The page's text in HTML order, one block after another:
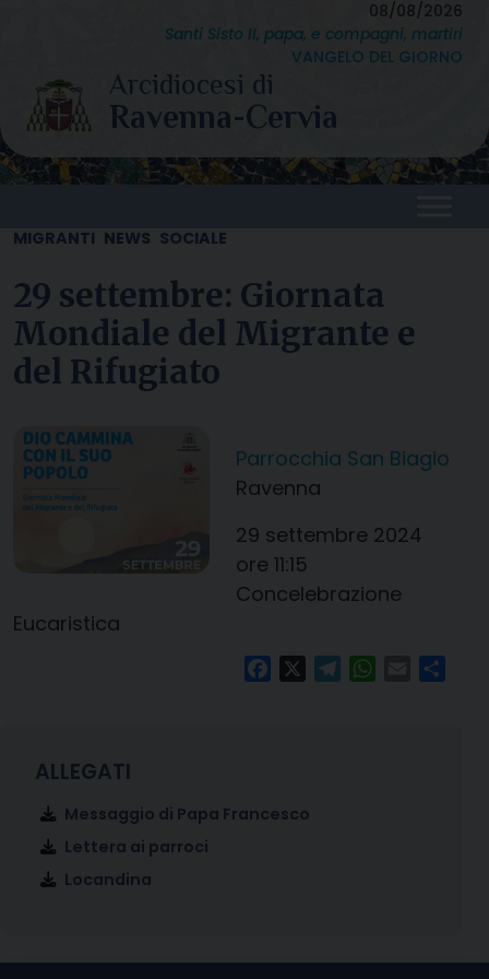
content
08/08/2026
Santi Sisto II, papa, e compagni, martiri
VANGELO DEL GIORNO
MIGRANTI NEWS SOCIALE
29 settembre: Giornata
Mondiale del Migrante e
del Rifugiato
Parrocchia San Biagio
Ravenna
29 settembre 2024
ore 11:15
Concelebrazione
Eucaristica
FacebookTelegramWhatsApp
Email
Messaggio di Papa Francesco
Lettera ai parroci
Locandina